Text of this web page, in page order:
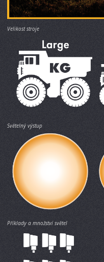
Velikost stroje
Světelný výstup
Příklady a množství světel